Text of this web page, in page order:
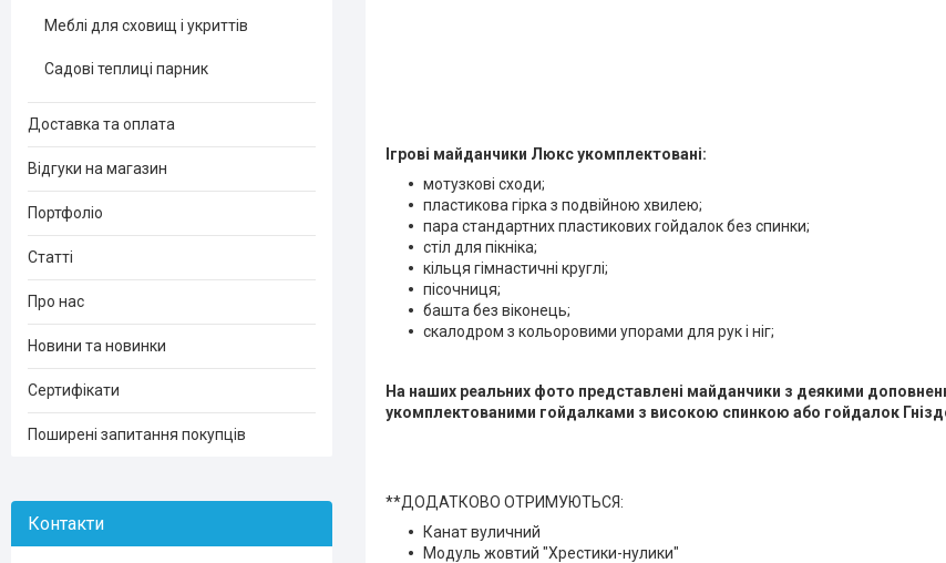
Ігрові майданчики Люкс укомплектовані:
мотузкові сходи;
пластикова гірка з подвійною хвилею;
пара стандартних пластикових гойдалок без спинки;
стіл для пікніка;
кільця гімнастичні круглі;
пісочниця;
башта без віконець;
скалодром з кольоровими упорами для рук і ніг;
На наших реальних фото представлені майданчики з деякими
укомплектованими гойдалками з високою спинкою або гойдалок
**ДОДАТКОВО ОТРИМУЮТЬСЯ:
Канат вуличний
Модуль жовтий "Хрестики-нулики"
Меблі для сховищ і укриттів
Садові теплиці парник
Доставка та оплата
Відгуки на магазин
Портфоліо
Статті
Про нас
Новини та новинки
Сертифікати
Поширені запитання покупців